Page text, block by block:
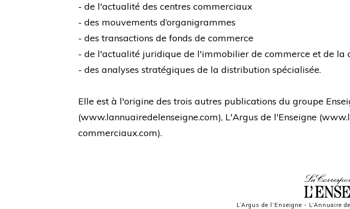
- de l'actualité des centres commerciaux
- des mouvements d’organigrammes
- des transactions de fonds de commerce
- de l'actualité juridique de l'immobilier de commerce et de la
- des analyses stratégiques de la distribution spécialisée.
Elle est à l'origine des trois autres publications du groupe
(www.lannuairedelenseigne.com), L'Argus de l'Enseigne (
commerciaux.com).
L’Argus de l’Enseigne - L’Annuaire